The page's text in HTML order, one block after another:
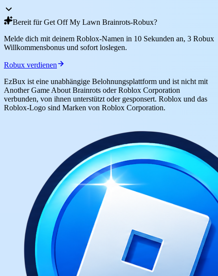
Bereit für Get Off My Lawn Brainrots-Robux?
Melde dich mit deinem Roblox-Namen in 10 Sekunden an, 3 Robux
Willkommensbonus und sofort loslegen.
Robux verdienen
EzBux ist eine unabhängige Belohnungsplattform und ist nicht mit
Another Game About Brainrots oder Roblox Corporation
verbunden, von ihnen unterstützt oder gesponsert. Roblox und das
Roblox-Logo sind Marken von Roblox Corporation.